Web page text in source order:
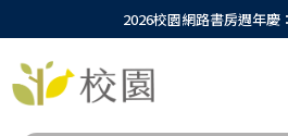
2026校園網路書房週年慶